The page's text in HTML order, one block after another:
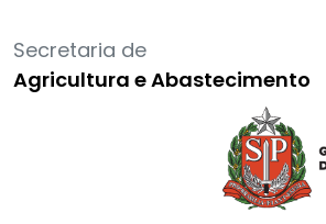
Secretaria de
Agricultura e Abastecimento